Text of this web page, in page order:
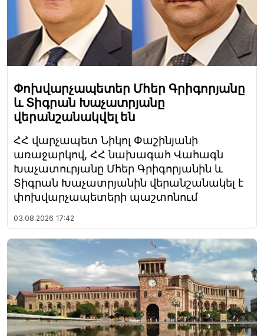
Փոխվարչապետեր Մհեր Գրիգորյանը
և Տիգրան Խաչատրյանը
վերանշանակվել են
ՀՀ վարչապետ Նիկոլ Փաշինյանի
առաջարկով, ՀՀ նախագահ Վահագն
Խաչատուրյանը Մհեր Գրիգորյանին և
Տիգրան Խաչատրյանին վերանշանակել է
փոխվարչապետերի պաշտոնում
03.08.2026 17:42